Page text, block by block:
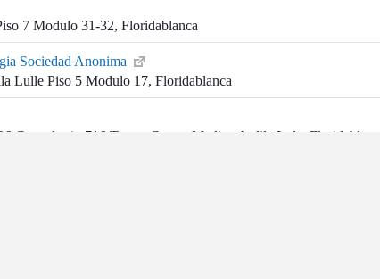
7 Modulo 31-32, Floridablanca
Sociedad Anonima
Lulle Piso 5 Modulo 17, Floridablanca
Consultorio 716 Torrea Centro Medico Ardila Lule, Floridablanca